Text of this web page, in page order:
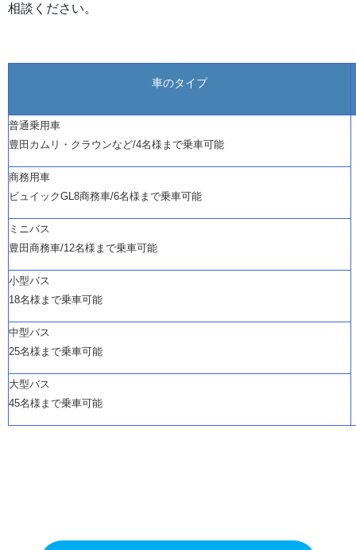
相談ください。
車のタイプ
普通乗用車
豊田カムリ・クラウンなど/4名様まで乗車可能
商務用車
ビュイックGL8商務車/6名様まで乗車可能
ミニバス
豊田商務車/12名様まで乗車可能
小型バス
18名様まで乗車可能
中型バス
25名様まで乗車可能
大型バス
45名様まで乗車可能